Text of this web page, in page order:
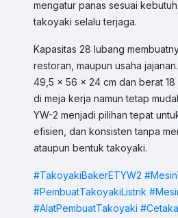
mengatur panas sesuai
takoyaki selalu terjaga.
Kapasitas 28 lubang
restoran, maupun usaha
49,5 x 56 x 24 cm dan berat
di meja kerja namun tetap
YW-2 menjadi pilihan tepat
efisien, dan konsisten tanpa
ataupun bentuk takoyaki.
#TakoyakiBakerETYW2
#PembuatTakoyakiListrik
#AlatPembuatTakoyaki
Sales & Support
Pilih Kontak WhatsApp
Respon cepat untuk order, info